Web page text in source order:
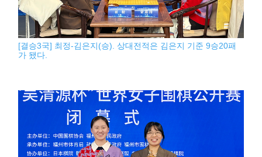
[결승3국] 최정-김은지(승). 상대전적은 김은지 기준 9승20패
가 됐다.